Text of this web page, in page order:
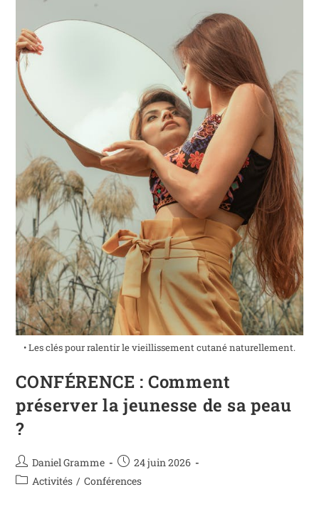
• Les clés pour ralentir le vieillissement cutané naturellement.
CONFÉRENCE : Comment
préserver la jeunesse de sa peau
?
Daniel Gramme
24 juin 2026
Activités / Conférences